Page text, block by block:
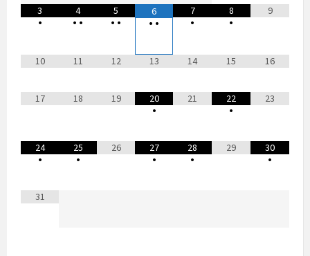
3
•
4
• •
5
• •
6
• •
7
•
8
•
9
10 11 12 13 14 15 16
17 18 19
20
•
21
22
•
23
24
•
25
•
26
27
•
28
•
29
30
•
31